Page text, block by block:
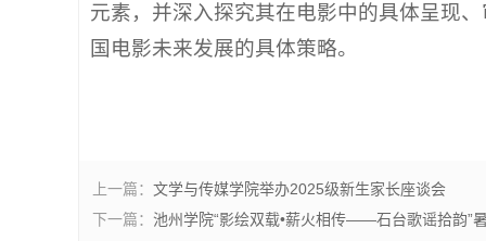
元素，并深入探究其在电影中的具体呈现
国电影未来发展的具体策略。
上一篇： 文学与传媒学院举办2025级新生家长座谈会
下一篇： 池州学院“影绘双载•薪火相传——石台歌谣拾韵”